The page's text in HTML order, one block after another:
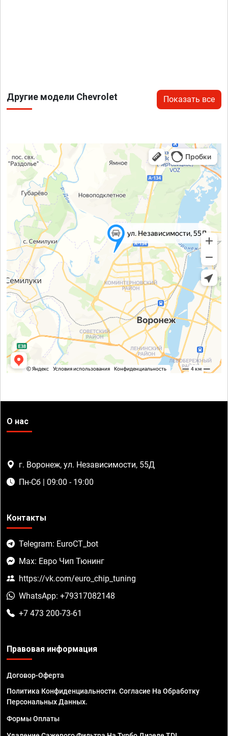
Другие модели Chevrolet Показать все
О нас
г. Воронеж, ул. Независимости, 55Д
Пн-Сб | 09:00 - 19:00
Контакты
Telegram: EuroCT_bot
Max: Евро Чип Тюнинг
https://vk.com/euro_chip_tuning
WhatsApp: +79317082148
+7 473 200-73-61
Правовая информация
Договор-Оферта
Политика Конфиденциальности. Согласие На Обработку
Персональных Данных.
Формы Оплаты